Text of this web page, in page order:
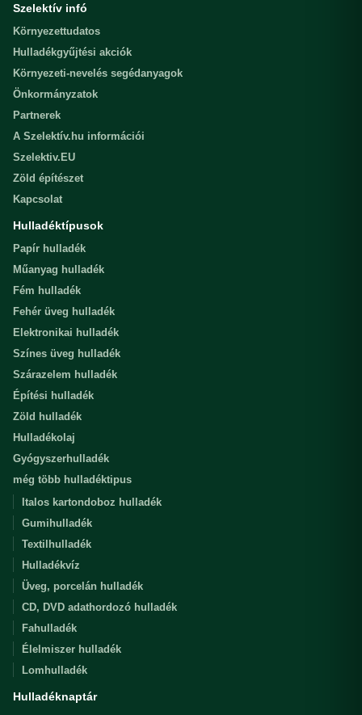
Szelektív infó
Környezettudatos
Hulladékgyűjtési akciók
Környezeti-nevelés segédanyagok
Önkormányzatok
Partnerek
A Szelektív.hu információi
Szelektiv.EU
Zöld építészet
Kapcsolat
Hulladéktípusok
Papír hulladék
Műanyag hulladék
Fém hulladék
Fehér üveg hulladék
Elektronikai hulladék
Színes üveg hulladék
Szárazelem hulladék
Építési hulladék
Zöld hulladék
Hulladékolaj
Gyógyszerhulladék
még több hulladéktipus
Italos kartondoboz hulladék
Gumihulladék
Textilhulladék
Hulladékvíz
Üveg, porcelán hulladék
CD, DVD adathordozó hulladék
Fahulladék
Élelmiszer hulladék
Lomhulladék
Hulladéknaptár